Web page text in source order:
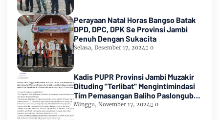
Perayaan Natal Horas Bangso Batak
DPD, DPC, DPK Se Provinsi Jambi
Penuh Dengan Sukacita
Selasa, Desember 17, 2024 0
Kadis PUPR Provinsi Jambi Muzakir
Dituding "Terlibat" Mengintimindasi
Tim Pemasangan Baliho Paslongub
Romi-Sudirman
Minggu, November 17, 2024 0